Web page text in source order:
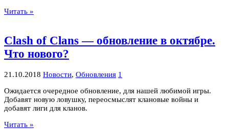
Читать »
Clash of Clans — обновление в октябре.
Что нового?
21.10.2018 Новости, Обновления 1
Ожидается очередное обновление, для нашей любимой игры.
Добавят новую ловушку, переосмыслят клановые войны и
добавят лиги для кланов.
Читать »